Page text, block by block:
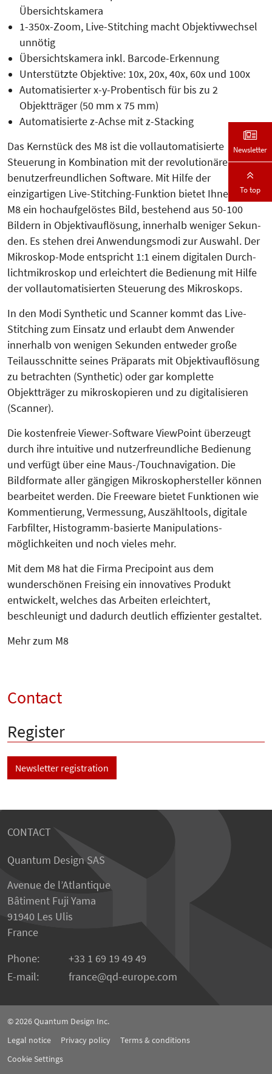
Übersichtskamera
1-350x-Zoom, Live-Stitching macht Objektivwechsel
unnötig
Übersichtskamera inkl. Barcode-Erkennung
Unterstützte Objektive: 10x, 20x, 40x, 60x und 100x
Automatisierter x-y-Probentisch für bis zu 2
Objektträger (50 mm x 75 mm)
Automatisierte z-Achse mit z-Stacking
Das Kernstück des M8 ist die vollau­tomatisierte
Steuerung in Kom­bi­­na­tion mit der revolutionären,
benut­zer­freund­lichen Software. Mit Hilfe der
einzigartigen Live-Stit­­ching-Funktion bietet Ihnen das
M8 ein hochaufgelöstes Bild, bestehend aus 50-100
Bildern in Objektiv­auflösung, innerhalb weniger Sekun­
den. Es stehen drei Anwendungsmodi zur Auswahl. Der
Mikroskop-Mo­de entspricht 1:1 einem digitalen Durch­
lichtmikroskop und erleich­tert die Bedienung mit Hilfe
der voll­au­to­ma­tisierten Steuerung des Mikro­skops.
In den Modi Synthetic und Scanner kommt das Live-
Stitching zum Ein­satz und erlaubt dem Anwender
innerhalb von wenigen Sekunden entweder große
Teilausschnitte seines Prä­parats mit Objektivauflösung
zu betrachten (Synthetic) oder gar komplette
Objektträger zu mikroskopieren und zu digitalisieren
(Scanner).
Die kostenfreie Viewer-Software View­­Point überzeugt
durch ihre intuiti­ve und nutzerfreundliche Bedienung
und verfügt über eine Maus-/Touch­navigation. Die
Bildformate aller gängigen Mikroskophersteller können
bearbeitet werden. Die Freeware bietet Funktionen wie
Kommentierung, Ver­messung, Aus­zähltools, digitale
Farb­filter, Histogramm-basierte Mani­pu­la­tions­
möglichkeiten und noch vieles mehr.
Mit dem M8 hat die Firma Precipoint aus dem
wunderschönen Freising ein innovatives Produkt
entwickelt, welches das Arbeiten erleichtert,
beschleunigt und dadurch deutlich effizienter gestaltet.
Mehr zum M8
Contact
Register
Newsletter registration
CONTACT
Quantum Design SAS
Avenue de l’Atlantique
Bâtiment Fuji Yama
91940 Les Ulis
France
Phone:
+33 1 69 19 49 49
E-mail:
france qd-europe.com
© 2026Quantum Design Inc.
Legal notice
Privacy policy
Terms & conditions
Cookie Settings
Newsletter
To top